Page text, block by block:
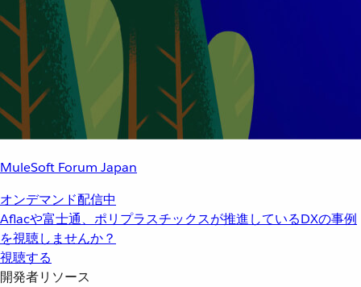
MuleSoft Forum Japan
オンデマンド配信中
Aflacや富士通、ポリプラスチックスが推進しているDXの事例
を視聴しませんか？
視聴する
開発者リソース